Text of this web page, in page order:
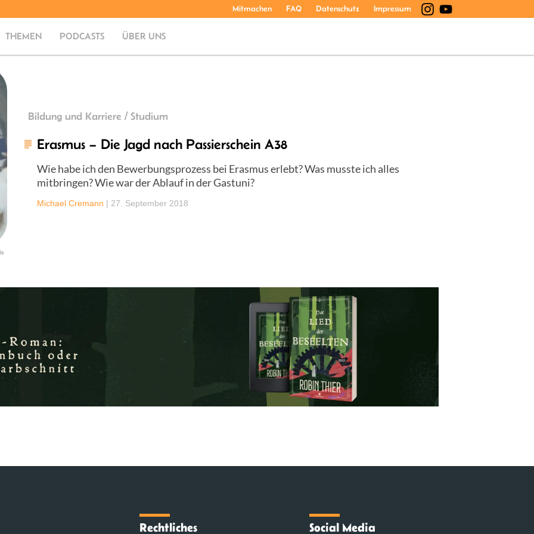
Mitmachen FAQ Datenschutz Impressum
THEMEN PODCASTS ÜBER UNS
Bildung und Karriere / Studium
Erasmus – Die Jagd nach Passierschein A38
Wie habe ich den Bewerbungsprozess bei Erasmus erlebt? Was musste ich alles
mitbringen? Wie war der Ablauf in der Gastuni?
Michael Cremann | 27. September 2018
Rechtliches Social Media